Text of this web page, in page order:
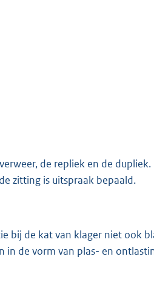
de repliek en de dupliek.
zitting is uitspraak bepaald.
bij de kat van klager niet ook
de vorm van plas- en